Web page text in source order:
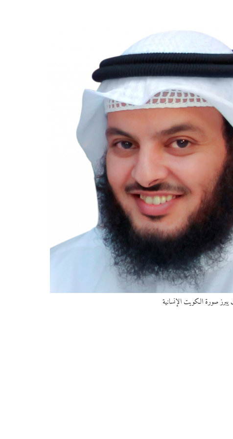
يبرز صورة الكويت الإنسانية